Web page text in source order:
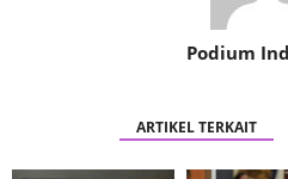
Podium
ARTIKEL TERKAIT